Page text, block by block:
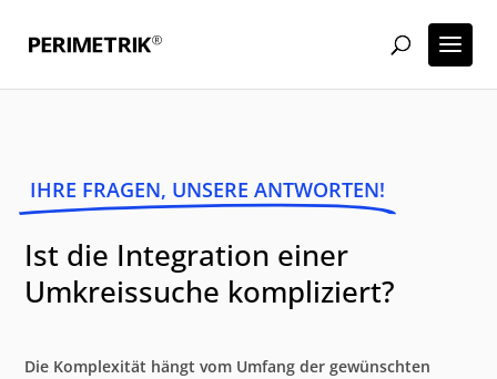
IHRE FRAGEN, UNSERE ANTWORTEN!
Ist die Integration einer
Umkreissuche kompliziert?
Die Komplexität hängt vom Umfang der gewünschten